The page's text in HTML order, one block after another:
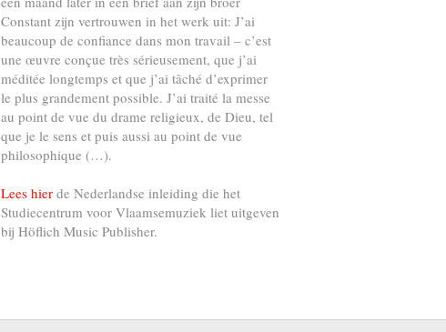
Constant zijn vertrouwen in het werk uit: J’ai
beaucoup de confiance dans mon travail – c’est
une œuvre conçue très sérieusement, que j’ai
méditée longtemps et que j’ai tâché d’exprimer
le plus grandement possible. J’ai traité la messe
au point de vue du drame religieux, de Dieu, tel
que je le sens et puis aussi au point de vue
philosophique (…).
Lees hier de Nederlandse inleiding die het
Studiecentrum voor Vlaamsemuziek liet uitgeven
bij Höflich Music Publisher.